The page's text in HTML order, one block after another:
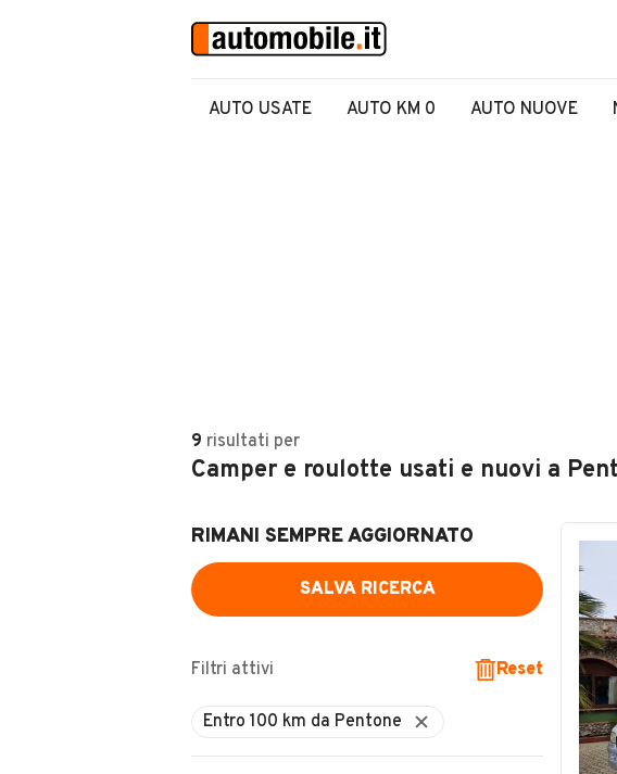
AUTO USATE AUTO KM 0 AUTO NUOVE
9 risultati per
Camper e roulotte usati e nuovi a
RIMANI SEMPRE AGGIORNATO
SALVA RICERCA
Filtri attivi Reset